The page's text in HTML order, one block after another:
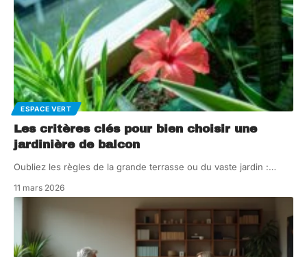
ESPACE VERT
Les critères clés pour bien choisir une
jardinière de balcon
Oubliez les règles de la grande terrasse ou du vaste jardin :…
11 mars 2026